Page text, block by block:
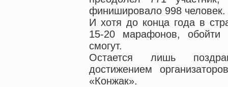
финишировало 998 человек.
И хотя до конца года в
15-20 марафонов, обойти
смогут.
Остается лишь
достижением
«Конжак».